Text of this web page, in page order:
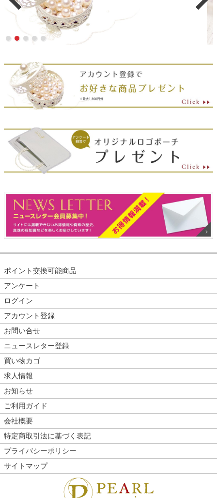
ポイント交換可能商品
アンケート
ログイン
アカウント登録
お問い合せ
ニュースレター登録
買い物カゴ
求人情報
お知らせ
ご利用ガイド
会社概要
特定商取引法に基づく表記
プライバシーポリシー
サイトマップ